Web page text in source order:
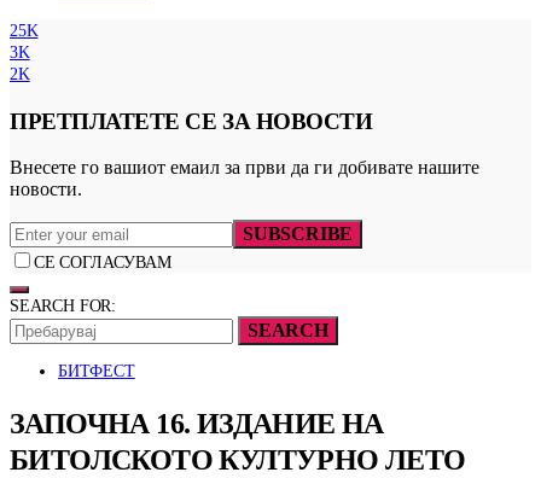
25K
3K
2K
ПРЕТПЛАТЕТЕ СЕ ЗА НОВОСТИ
Внесете го вашиот емаил за први да ги добивате нашите
новости.
SUBSCRIBE
СЕ СОГЛАСУВАМ
SEARCH FOR:
SEARCH
БИТФЕСТ
ЗАПОЧНА 16. ИЗДАНИЕ НА
БИТОЛСКОТО КУЛТУРНО ЛЕТО